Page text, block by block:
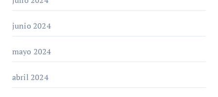
junio 2024
mayo 2024
abril 2024